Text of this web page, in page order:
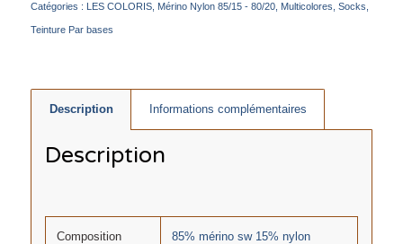
Catégories : LES COLORIS, Mérino Nylon 85/15 - 80/20, Multicolores, Socks,
Teinture Par bases
Description Informations complémentaires
Description
Composition 85% mérino sw 15% nylon